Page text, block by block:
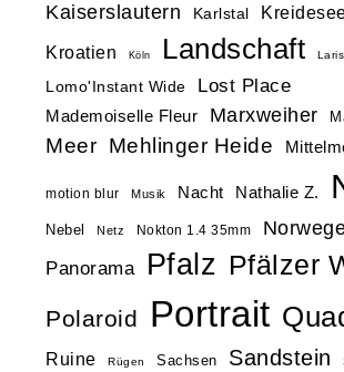
Kaiserslautern
Karlstal
Kroatien Köln Landschaft
Lomo'Instant Wide Lost Place
Mademoiselle Fleur Marxweiher
Meer Mehlinger Heide
motion blur Musik Nacht Nathalie Z.
Nebel Netz Nokton 1.4 35mm
Panorama Pfalz Pfälzer
Polaroid Portrait
Ruine Rügen Sachsen Sandstein